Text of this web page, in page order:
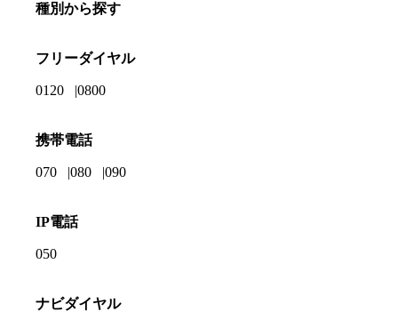
種別から探す
フリーダイヤル
0120 0800
携帯電話
070 080 090
IP電話
050
ナビダイヤル